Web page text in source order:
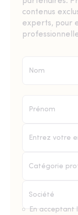
contenus
experts, pour
Catégorie
En acceptant